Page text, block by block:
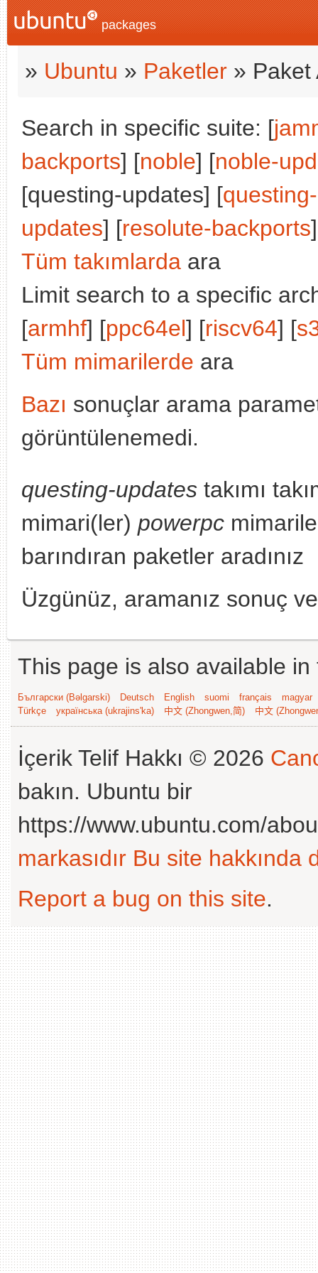
packages
» Ubuntu » Paketler » Paket
Search in specific suite: [
backports] [noble] [noble-
[questing-updates] [
updates] [resolute-backports
Tüm takımlarda ara
Limit search to a specific
[armhf] [ppc64el] [riscv64] [
Tüm mimarilerde ara
Bazı sonuçlar arama
görüntülenemedi.
questing-updates takımı
mimari(ler) powerpc
barındıran paketler aradınız
Üzgünüz, aramanız sonuç
This page is also available
Български (Bəlgarski) Deutsch English suomi français
magyar
Türkçe
українська (ukrajins'ka) 中文 (Zhongwen,简) 中文
İçerik Telif Hakkı © 2026
bakın. Ubuntu bir
https://www.ubuntu.com/
markasıdır Bu site hakkında
Report a bug on this site.